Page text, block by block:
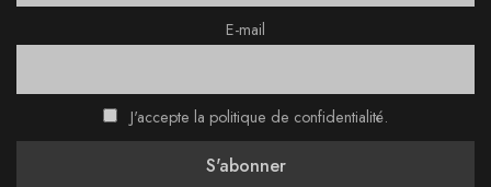
E-mail
J'accepte la politique de confidentialité.